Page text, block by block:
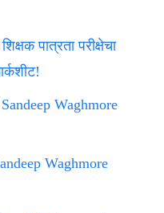
पात्रता परीक्षेचा
Waghmore
Waghmore